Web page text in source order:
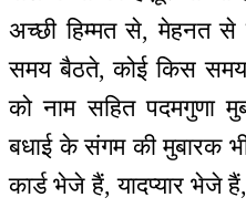
अच्छी हिम्मत से, मेहनत से
समय बैठते, कोई किस
को नाम सहित पदमगुणा
बधाई के संगम की मुबारक
कार्ड भेजे हैं, यादप्यार भेजे